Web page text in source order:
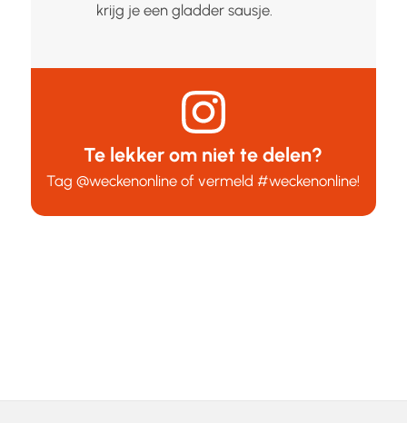
krijg je een gladder sausje.
Te lekker om niet te delen?
Tag@weckenonline of vermeld#weckenonline!